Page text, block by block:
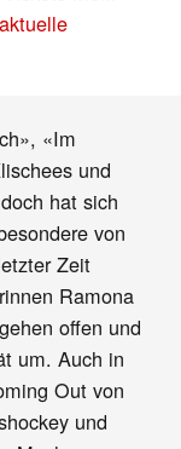
«Im
und
hat sich
von
Zeit
Ramona
offen und
um. Auch in
Out von
und